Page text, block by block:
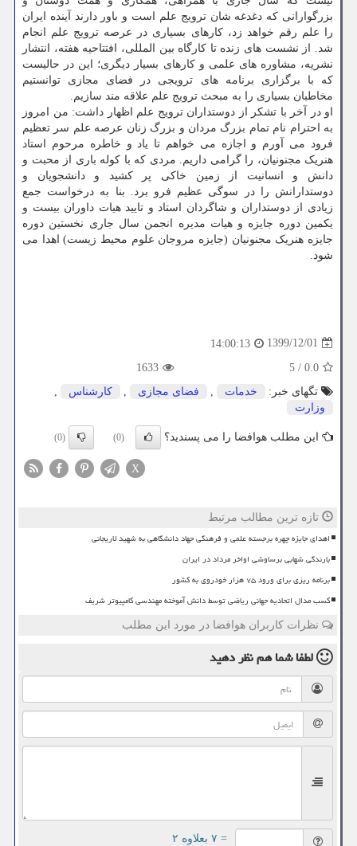
بزرگوارانی که دغدغه شان ترویج علم است و باور دارند آینده ایران
را علم رقم خواهد زد، کارهای بسیاری در عرصه ترویج علم انجام
شد. از نشست های زنده تا کارگاه بین المللی، افتتاحیه هفته، انتشار
نشریه، مشاوره های علمی و کارهای بسیار دیگری؛ این در حالیست
که با برگزاری برنامه های ترویجی در فضای مجازی توانستیم
مخاطبان بسیاری را به مبحث ترویج علم علاقه مند سازیم.
او در آخر با تشکر از دوستداران ترویج علم اظهار داشت: من امروز
به احترام نام تمام بزرگ مردان و بزرگ زنان عرصه علم سر تعظیم
فرود می آورم و اجازه می خواهم تا یاد و خاطره مرحوم استاد
هنریک مجنونیان، را گرامی داریم. مردی که با کوله باری از محبت و
دانش و انسانیت از زمین خاکی پر کشید و دانشجویان و
دوستدارانش را در سوگی عظیم فرو برد. بنا به درخواست جمع
زیادی از دوستداران و شاگردان استاد و تایید هیات داوران بیست و
یکمین دوره جایزه و هیات مدیره انجمن سال جاری نخستین دوره
جایزه هنریک مجنونیان (جایزه مروجان علوم محیط زیست) اهدا می
شود.
1399/12/01
14:00:13
0.0
/
5
1633
تگهای خبر:
خدمات , فضای مجازی , كارشناس
,
وزارت
این مطلب هوافضا را می پسندید؟ (0)
(0)
X
تازه ترین مطالب مرتبط
اهدای جایزه چهره برجسته علمی و فرهنگی جهاد دانشگاهی به شهید لاریجانی
بارندگی شهابی برساوشی اواخر مرداد در ایران
برنامه ریزی برای ورود ۷۵ هزار خودروی به کشور
کسب مدال اتحادیه جهانی ریاضی توسط دانش آموخته مهندسی کامپیوتر شریف
نظرات کاربران هوافضا در مورد این مطلب
لطفا شما همنظر دهید
= ۷ بعلاوه ۲